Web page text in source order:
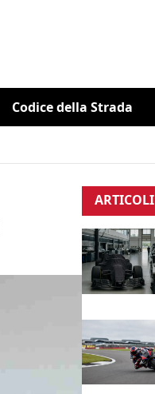
Codice della Strada